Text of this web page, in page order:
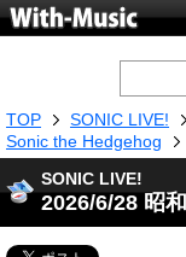
TOP SONIC LIVE!
Sonic the Hedgehog
SONIC LIVE!
2026/6/28 昭